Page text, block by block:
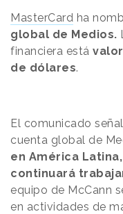
MasterCard ha
global de Medios.
financiera está
de dólares.
El comunicado
cuenta global de
en América
continuará
equipo de McCann
en actividades de